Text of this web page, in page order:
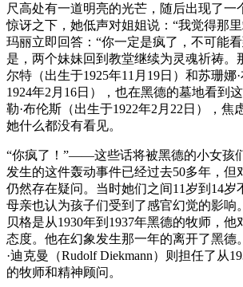
尺高处有一道明亮的光芒，随后出现了一
惊讶之下，她低声对姐姐说：“我觉得那
玛丽立即回答：“你一定是疯了，不可能
是，两个妹妹回到教堂继续为灵魂祈祷。
尔特（出生于1925年11月19日）和苏珊娜
1924年2月16日），也在黑德的墓地看到
勒·布伦斯（出生于1922年2月22日），焦
她什么都没有看见。
“你疯了！”——这些话将被黑德的小女孩
发生的这件轰动事件已经过去50多年，但
仍然存在疑问。当时她们之间11岁到14岁
母亲也认为孩子们受到了感官幻觉的影响
贝格是从1930年到1937年黑德的牧师，
态度。他在幻象发生那一年的离开了黑德
·迪克曼（Rudolf Diekmann）则担任了从
的牧师和精神顾问。